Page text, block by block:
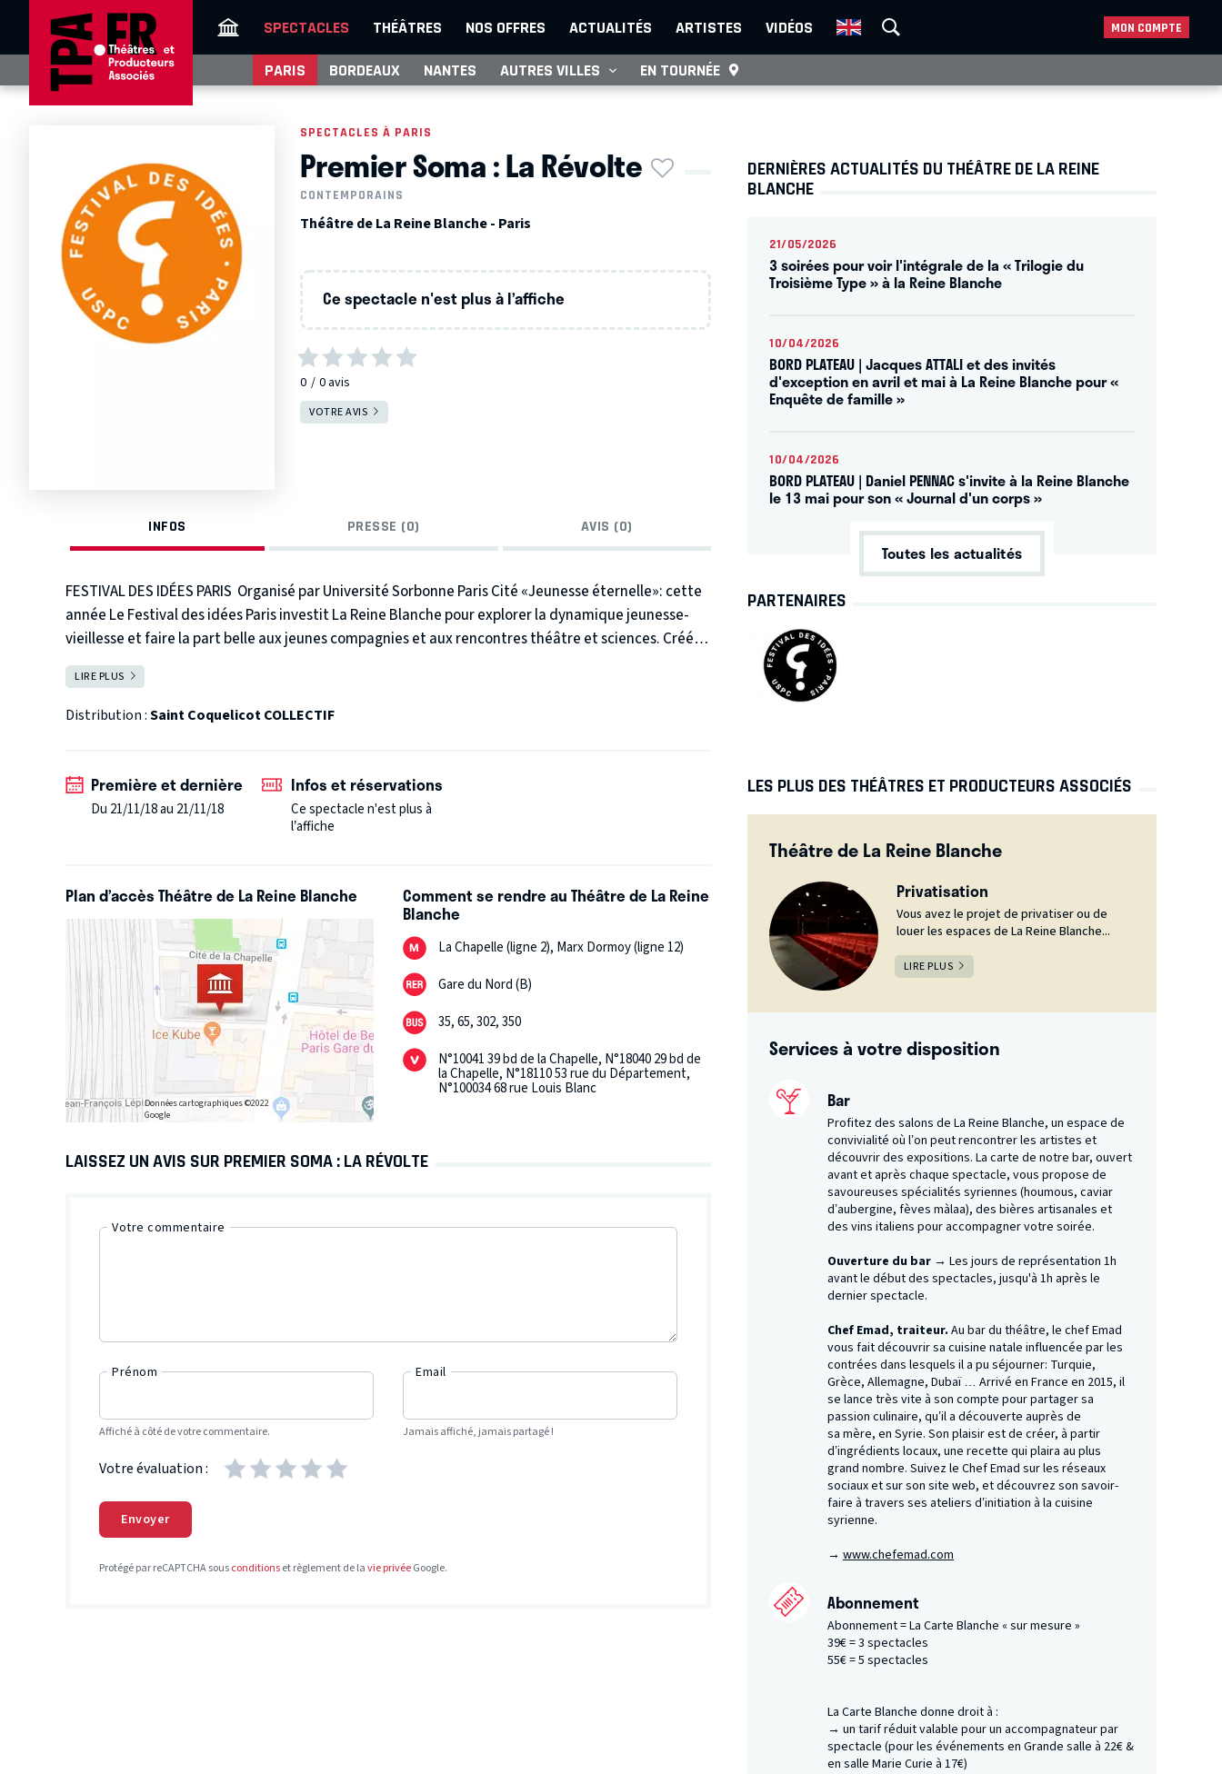
SPECTACLES THÉÂTRES NOS OFFRES ACTUALITÉS ARTISTES VIDÉOS MON COMPTE
PARIS BORDEAUX NANTES AUTRES VILLES EN TOURNÉE
SPECTACLES À PARIS
Premier Soma : La Révolte
CONTEMPORAINS
Théâtre de La Reine Blanche - Paris
Ce spectacle n'est plus à l’affiche
0 0avis
VOTRE AVIS
INFOS PRESSE (0) AVIS (0)
FESTIVAL DES IDÉES PARIS Organisé par Université Sorbonne Paris Cité «Jeunesse éternelle»: cette
année Le Festival des idées Paris investit La Reine Blanche pour explorer la dynamique jeunesse-
vieillesse et faire la part belle aux jeunes compagnies et aux rencontres théâtre et sciences. Créé
par l’Université Sorbonne Paris Cité (
culture, pour créer des manifestations décalées et exigeantes qui secouent nos idées reçues.
d’infos surwww​.fes​ti​valdesidees​.paris
LIRE PLUS
Distribution :Saint Coquelicot COLLECTIF
Première et dernière
Du 21/11/18 au 21/11/18
Infos et réservations
Ce spectacle n'est plus à
l’affiche
Plan d’accès Théâtre de La Reine Blanche
Données cartographiques ©2022
Google
Comment se rendre au Théâtre de La Reine
Blanche
La Chapelle (ligne 2), Marx Dormoy (ligne 12)
Gare du Nord (B)
35, 65, 302, 350
N°10041 39 bd de la Chapelle, N°18040 29 bd de
la Chapelle, N°18110 53 rue du Département,
N°100034 68 rue Louis Blanc
LAISSEZ UN AVIS SUR PREMIER SOMA : LA RÉVOLTE
Votre commentaire
Prénom
Affiché à côté de votre commentaire.
Email
Jamais affiché, jamais partagé !
Votre évaluation :
Envoyer
Protégé par reCAPTCHA sousconditionset règlement de lavie privéeGoogle.
DERNIÈRES ACTUALITÉS DU THÉÂTRE DE LA REINE
BLANCHE
21/05/2026
3 soirées pour voir l'intégrale de la « Trilogie du
Troisième Type » à la Reine Blanche
10/04/2026
BORD PLATEAU | Jacques ATTALI et des invités
d'exception en avril et mai à La Reine Blanche pour «
Enquête de famille »
10/04/2026
BORD PLATEAU | Daniel PENNAC s'invite à la Reine Blanche
le 13 mai pour son « Journal d'un corps »
Toutes les actualités
PARTENAIRES
LES PLUS DES THÉÂTRES ET PRODUCTEURS ASSOCIÉS
Théâtre de La Reine Blanche
Privatisation
Vous avez le projet de privatiser ou de
louer les espaces de La Reine Blanche...
LIRE PLUS
Services à votre disposition
Bar
Profitez des salons de La Reine Blanche, un espace de
convivialité où l’on peut rencontrer les artistes et
découvrir des expositions. La carte de notre bar, ouvert
avant et après chaque spectacle, vous propose de
savoureuses spécialités syriennes (houmous, caviar
d’aubergine, fèves màlaa), des bières artisanales et
des vins italiens pour accompagner votre soirée.
Ouverture du bar → Les jours de représentation 1h
avant le début des spectacles, jusqu'à 1h après le
dernier spectacle.
Chef Emad, traiteur. Au bar du théâtre, le chef Emad
vous fait découvrir sa cuisine natale influencée par les
contrées dans lesquels il a pu séjourner: Turquie,
Grèce, Allemagne, Dubaï … Arrivé en France en 2015, il
se lance très vite à son compte pour partager sa
passion culinaire, qu’il a découverte auprès de
sa mère, en Syrie. Son plaisir est de créer, à partir
d’ingrédients locaux, une recette qui plaira au plus
grand nombre. Suivez le Chef Emad sur les réseaux
sociaux et sur son site web, et découvrez son savoir-
faire à travers ses ateliers d’initiation à la cuisine
syrienne.
→ www​.chefe​mad​.com
Abonnement
Abonnement = La Carte Blanche « sur mesure »
39€ = 3 spectacles
55€ = 5 spectacles
La Carte Blanche donne droit à :
→ un tarif réduit valable pour un accompagnateur par
spectacle (pour les événements en Grande salle à 22€ &
en salle Marie Curie à 17€)